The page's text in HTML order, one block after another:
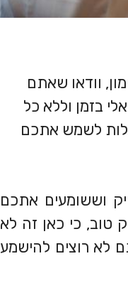
וודאו שאתם
בזמן וללא כל
לשמש אתכם
וששומעים אתכם
טוב, כי כאן זה לא
לא רוצים להישמע